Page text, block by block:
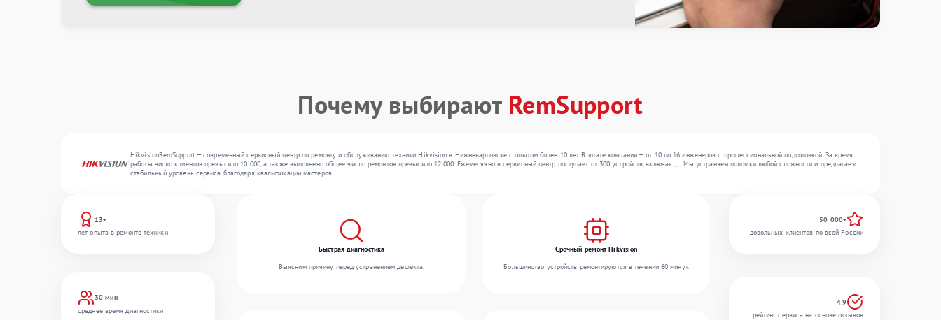
Почему выбирают RemSupport
HikvisionRemSupport — современный сервисный центр по ремонту и обслуживанию техники Hikvision в Нижневартовске с опытом более 10 лет. В штате компании — от 10 до 16 инженеров с профессиональной подготовкой. За время
работы число клиентов превысило 10 000, а также выполнено общее число ремонтов превысило 12 000. Ежемесячно в сервисный центр поступает от 300 устройств, включая , , . Мы устраняем поломки любой сложности и предлагаем
стабильный уровень сервиса благодаря квалификации мастеров.
13+
лет опыта в ремонте техники
30 мин
среднее время диагностики
Быстрая диагностика
Выясним причину перед устранением дефекта.
Срочный ремонт Hikvision
Большинство устройств ремонтируются в течении 60 минут.
50 000+
довольных клиентов по всей России
4.9
рейтинг сервиса на основе отзывов